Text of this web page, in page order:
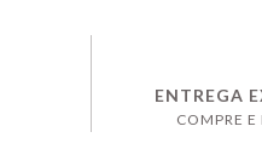
ENTREGA
COMPRE